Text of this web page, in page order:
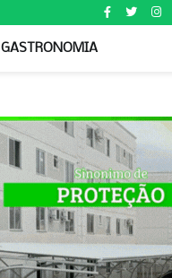
GASTRONOMIA